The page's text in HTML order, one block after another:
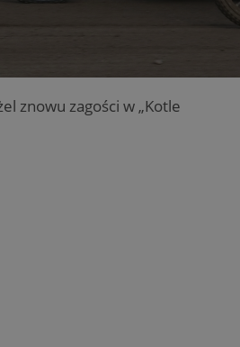
znowu zagości w „Kotle